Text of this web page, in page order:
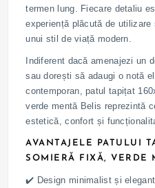
termen lung. Fiecare detaliu
experiență plăcută de
unui stil de viață modern.
Indiferent dacă amenajezi un
sau dorești să adaugi o notă
contemporan, patul tapițat
verde mentă Belis reprezintă
estetică, confort și
AVANTAJELE PATULUI
SOMIERĂ FIXĂ, VERDE
✔️ Design minimalist și